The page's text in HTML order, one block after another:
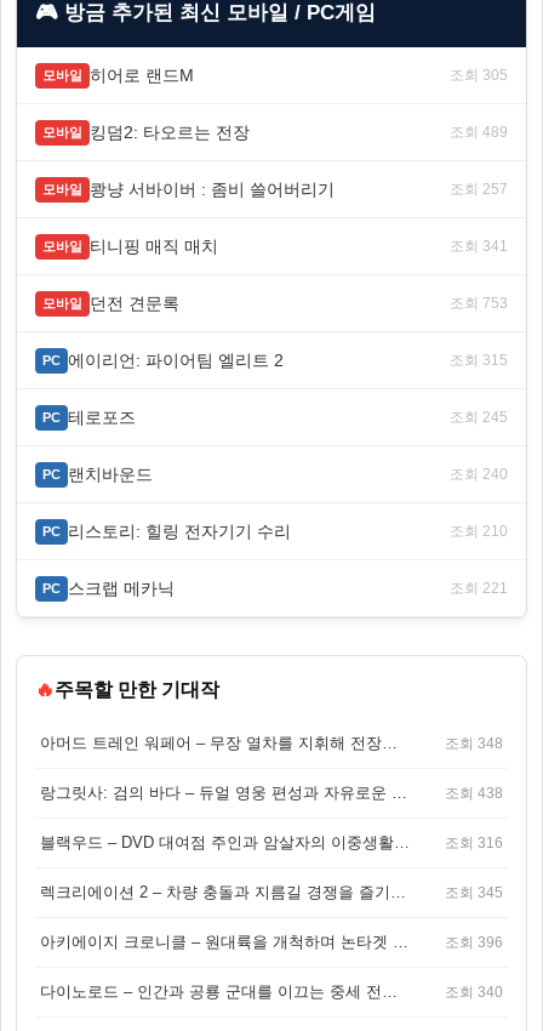
🎮 방금 추가된 최신 모바일 / PC게임
모바일 히어로 랜드M 조회 305
모바일 킹덤2: 타오르는 전장 조회 489
모바일 쾅냥 서바이버 : 좀비 쓸어버리기 조회 257
모바일 티니핑 매직 매치 조회 341
모바일 던전 견문록 조회 753
PC 에이리언: 파이어팀 엘리트 2 조회 315
PC 테로포즈 조회 245
PC 랜치바운드 조회 240
PC 리스토리: 힐링 전자기기 수리 조회 210
PC 스크랩 메카닉 조회 221
🔥주목할 만한 기대작
아머드 트레인 워페어 – 무장 열차를 지휘해 전장을 돌파하는 생존 전투 게임 조회 348
랑그릿사: 검의 바다 – 듀얼 영웅 편성과 자유로운 탐험을 결합한 판타지 전략 RPG 조회 438
블랙우드 – DVD 대여점 주인과 암살자의 이중생활을 그린 3인칭 액션 스릴러 게임 조회 316
렉크리에이션 2 – 차량 충돌과 지름길 경쟁을 즐기는 오픈월드 아케이드 레이싱 게임 조회 345
아키에이지 크로니클 – 원대륙을 개척하며 논타겟 전투를 즐기는 오픈월드 MMORPG 조회 396
다이노로드 – 인간과 공룡 군대를 이끄는 중세 전략 액션 RPG 조회 340